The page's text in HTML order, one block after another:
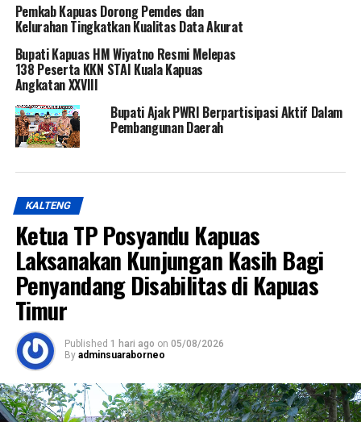
Pemkab Kapuas Dorong Pemdes dan
Kelurahan Tingkatkan Kualitas Data Akurat
Bupati Kapuas HM Wiyatno Resmi Melepas
138 Peserta KKN STAI Kuala Kapuas
Angkatan XXVIII
Bupati Ajak PWRI Berpartisipasi Aktif Dalam
Pembangunan Daerah
KALTENG
Ketua TP Posyandu Kapuas
Laksanakan Kunjungan Kasih Bagi
Penyandang Disabilitas di Kapuas
Timur
Published 1 hari ago on 05/08/2026
By adminsuaraborneo